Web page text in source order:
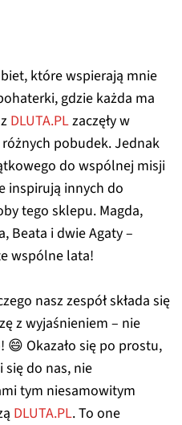
które wspierają mnie
gdzie każda ma
DLUTA.PLzaczęły w
pobudek. Jednak
do wspólnej misji
inspirują innych do
tego sklepu. Magda,
Beata i dwie Agaty –
wspólne lata!
nasz zespół składa się
z wyjaśnieniem – nie
Okazało się po prostu,
się do nas, nie
tym niesamowitym
DLUTA.PL. To one